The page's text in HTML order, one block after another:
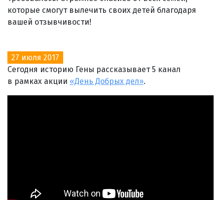
которые смогут вылечить своих детей благодаря
вашей отзывчивости!
27 июля 2017
Сегодня историю Гены рассказывает 5 канал
в рамках акции «День Добрых дел».